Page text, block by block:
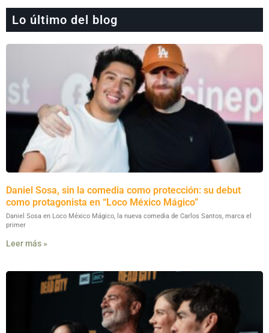
Lo último del blog
Daniel Sosa, sin la comedia como protección: su debut
como protagonista en “Loco México Mágico”
Daniel Sosa en Loco México Mágico, la nueva comedia de Carlos Santos, marca el
primer
Leer más »